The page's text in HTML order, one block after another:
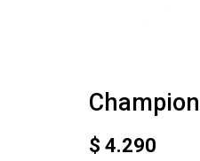
$ 4.290